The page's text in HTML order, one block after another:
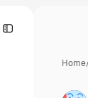
Home